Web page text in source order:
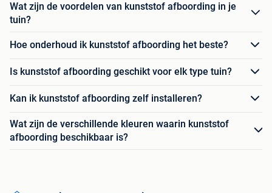
Wat zijn de voordelen van kunststof afboording in je
tuin?
Hoe onderhoud ik kunststof afboording het beste?
Is kunststof afboording geschikt voor elk type tuin?
Kan ik kunststof afboording zelf installeren?
Wat zijn de verschillende kleuren waarin kunststof
afboording beschikbaar is?